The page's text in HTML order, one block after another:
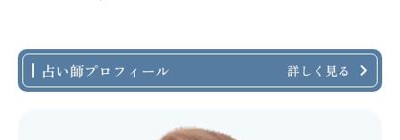
占い師プロフィール 詳しく見る